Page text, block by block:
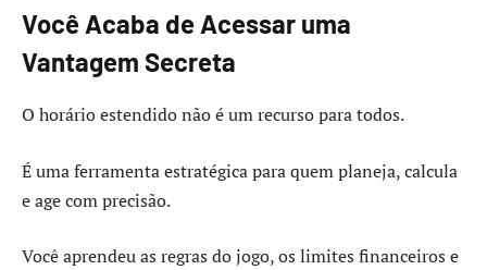
Você Acaba de Acessar uma
Vantagem Secreta
O horário estendido não é um recurso para todos.
É uma ferramenta estratégica para quem planeja, calcula
e age com precisão.
Você aprendeu as regras do jogo, os limites financeiros e